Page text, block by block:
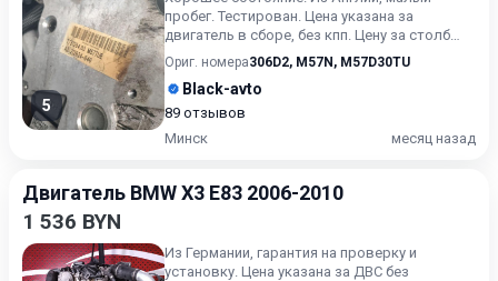
5
пробег. Тестирован. Цена указана за
двигатель в сборе, без кпп. Цену за столб
уточняйте.
Ориг. номера306D2, M57N , M57D30TU
Black-avto
89 отзывов
Минск
месяц назад
Двигатель BMW X3 E83 2006-2010
1 536 BYN
Из Германии, гарантия на проверку и
установку. Цена указана за ДВС без